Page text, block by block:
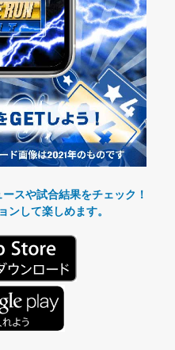
スや試合結果をチェック！
ンして楽しめます。